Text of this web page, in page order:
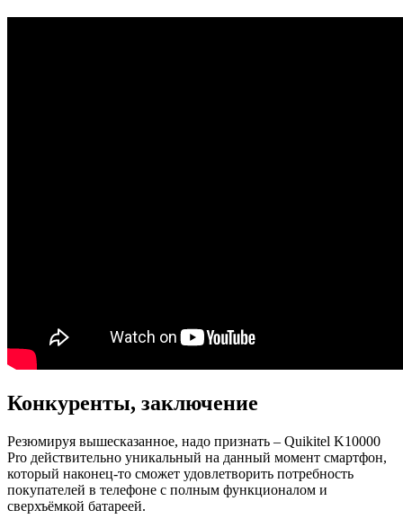
Конкуренты, заключение
Резюмируя вышесказанное, надо признать – Quikitel K10000
Pro действительно уникальный на данный момент смартфон,
который наконец-то сможет удовлетворить потребность
покупателей в телефоне с полным функционалом и
сверхъёмкой батареей.